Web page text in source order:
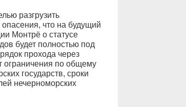
разгрузить
что на будущий
Монтрё о статусе
будет полностью под
прохода через
ограничения по общему
государств, сроки
нечерноморских